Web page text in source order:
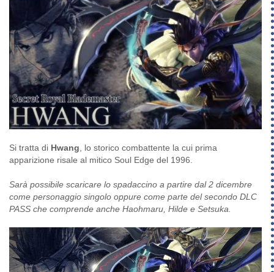
Si tratta di Hwang , lo storico combattente la cui prima
apparizione risale al mitico Soul Edge del 1996.
Sarà possibile scaricare lo spadaccino a partire dal 2 dicembre
come personaggio singolo oppure come parte del secondo DLC
PASS che comprende anche Haohmaru, Hilde e Setsuka.